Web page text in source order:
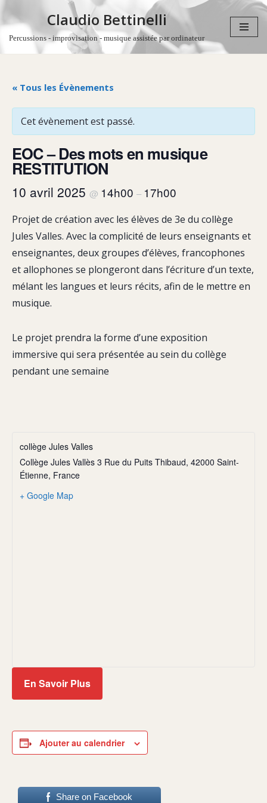
Aller
Claudio Bettinelli
Percussions - improvisation - musique assistée par ordinateur
« Tous les Évènements
Cet évènement est passé.
EOC – Des mots en musique
RESTITUTION
10 avril 2025 @ 14h00 – 17h00
Projet de création avec les élèves de 3e du collège
Jules Valles. Avec la complicité de leurs enseignants et
enseignantes, deux groupes d’élèves, francophones
et allophones se plongeront dans l’écriture d’un texte,
mélant les langues et leurs récits, afin de le mettre en
musique.
Le projet prendra la forme d’une exposition
immersive qui sera présentée au sein du collège
pendant une semaine
collège Jules Valles
Collège Jules Vallès 3 Rue du Puits Thibaud, 42000 Saint-
Étienne, France
+ Google Map
En Savoir Plus
Ajouter au calendrier
Share on Facebook